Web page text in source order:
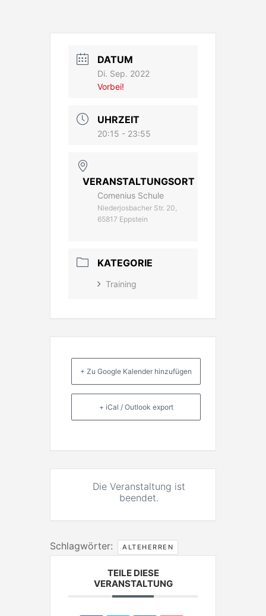
DATUM
Di. Sep. 2022
Vorbei!
UHRZEIT
20:15 - 23:55
VERANSTALTUNGSORT
Comenius Schule
Niederjosbacher Str. 20,
65817 Eppstein
KATEGORIE
Training
+ Zu Google Kalender hinzufügen
+ iCal / Outlook export
Die Veranstaltung ist
beendet.
Schlagwörter: ALTEHERREN
TEILE DIESE
VERANSTALTUNG